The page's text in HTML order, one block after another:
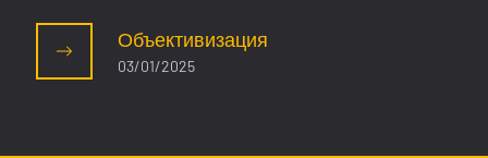
Объективизация
03/01/2025